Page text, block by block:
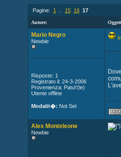
Pagine: 1 15 16 17
Autore:
Mario Negro
Newbie
Risposte: 1
Registrato il: 24-3-2006
Provenienza: Patu\'(le)
Utente offline
Modalit�: Not Set
Alex Monteleone
Newbie